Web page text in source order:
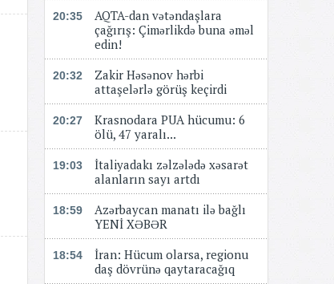
20:35
AQTA-dan vətəndaşlara
çağırış: Çimərlikdə buna əməl
edin!
20:32
Zakir Həsənov hərbi
attaşelərlə görüş keçirdi
20:27
Krasnodara PUA hücumu: 6
ölü, 47 yaralı...
19:03
İtaliyadakı zəlzələdə xəsarət
alanların sayı artdı
18:59
Azərbaycan manatı ilə bağlı
YENİ XƏBƏR
18:54
​​​​​​​İran: Hücum olarsa, regionu
daş dövrünə qaytaracağıq